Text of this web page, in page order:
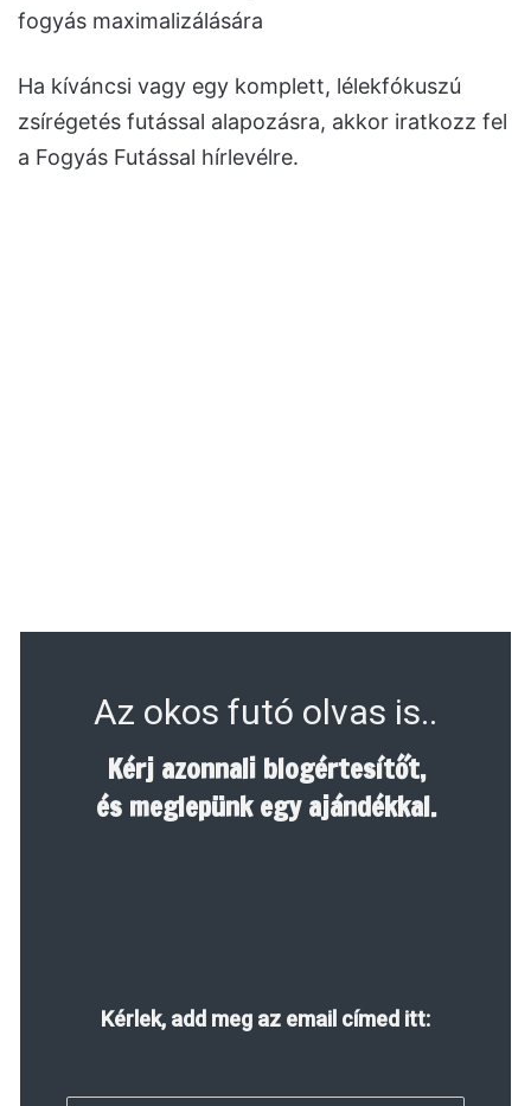
fogyás maximalizálására
Ha kíváncsi vagy egy komplett, lélekfókuszú
zsírégetés futással alapozásra, akkor iratkozz fel
a Fogyás Futással hírlevélre.
Az okos futó olvas is..
Kérj azonnali blogértesítőt,
és meglepünk egy ajándékkal.
Kérlek, add meg az email címed itt: